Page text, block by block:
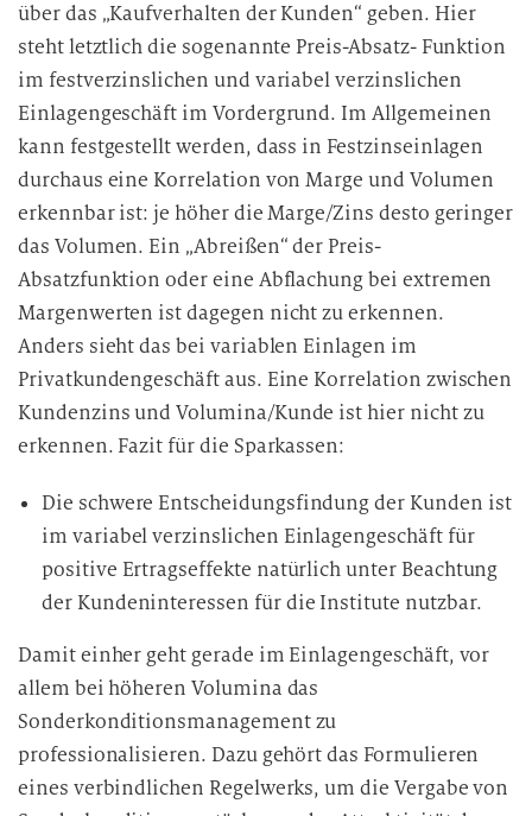
über das „Kaufverhalten der Kunden“ geben. Hier
steht letztlich die sogenannte Preis-Absatz- Funktion
im festverzinslichen und variabel verzinslichen
Einlagengeschäft im Vordergrund. Im Allgemeinen
kann festgestellt werden, dass in Festzinseinlagen
durchaus eine Korrelation von Marge und Volumen
erkennbar ist: je höher die Marge/Zins desto geringer
das Volumen. Ein „Abreißen“ der Preis-
Absatzfunktion oder eine Abflachung bei extremen
Margenwerten ist dagegen nicht zu erkennen.
Anders sieht das bei variablen Einlagen im
Privatkundengeschäft aus. Eine Korrelation zwischen
Kundenzins und Volumina/Kunde ist hier nicht zu
erkennen. Fazit für die Sparkassen:
Die schwere Entscheidungsfindung der Kunden ist
im variabel verzinslichen Einlagengeschäft für
positive Ertragseffekte natürlich unter Beachtung
der Kundeninteressen für die Institute nutzbar.
Damit einher geht gerade im Einlagengeschäft, vor
allem bei höheren Volumina das
Sonderkonditionsmanagement zu
professionalisieren. Dazu gehört das Formulieren
eines verbindlichen Regelwerks, um die Vergabe von